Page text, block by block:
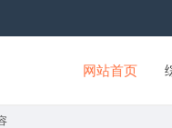
网站首页